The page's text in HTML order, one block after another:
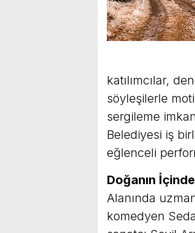
katılımcılar,
söyleşilerle
sergileme
Belediyesi iş
eğlenceli
Doğanın
Alanında
komedyen